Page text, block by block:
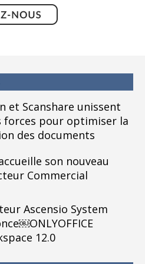
et Scanshare unissent
forces pour optimiser la
des documents
son nouveau
Commercial
Ascensio System
12.0